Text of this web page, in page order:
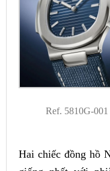
Ref. 5810G-001
Hai chiếc đồng hồ